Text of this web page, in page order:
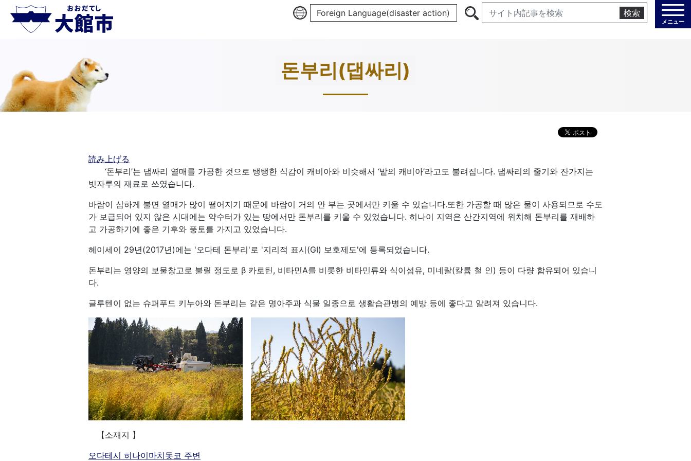
Foreign Language(disaster action) 検索
メニュー
돈부리(댑싸리)
読み上げる
‘돈부리’는 댑싸리 열매를 가공한 것으로 탱탱한 식감이 캐비아와 비슷해서 ‘밭의 캐비아’라고도 불려집니다. 댑싸리의 줄기와 잔가지는
빗자루의 재료로 쓰였습니다.
바람이 심하게 불면 열매가 많이 떨어지기 때문에 바람이 거의 안 부는 곳에서만 키울 수 있습니다.또한 가공할 때 많은 물이 사용되므로 수도
가 보급되어 있지 않은 시대에는 약수터가 있는 땅에서만 돈부리를 키울 수 있었습니다. 히나이 지역은 산간지역에 위치해 돈부리를 재배하
고 가공하기에 좋은 기후와 풍토를 가지고 있었습니다.
헤이세이 29년(2017년)에는 '오다테 돈부리'로 '지리적 표시(GI) 보호제도'에 등록되었습니다.
돈부리는 영양의 보물창고로 불릴 정도로 β 카로틴, 비타민A를 비롯한 비타민류와 식이섬유, 미네랄(칼륨 철 인) 등이 다량 함유되어 있습니
다.
글루텐이 없는 슈퍼푸드 키누아와 돈부리는 같은 명아주과 식물 일종으로 생활습관병의 예방 등에 좋다고 알려져 있습니다.
【소재지 】
오다테시 히나이마치돗코 주변